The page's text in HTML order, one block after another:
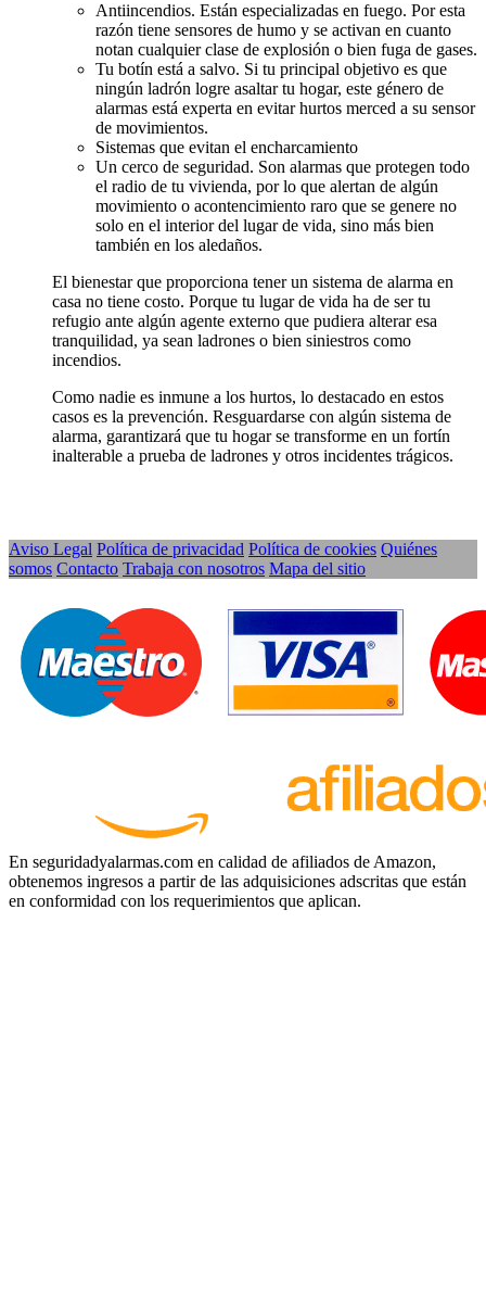
Antiincendios. Están especializadas en fuego. Por esta
razón tiene sensores de humo y se activan en cuanto
notan cualquier clase de explosión o bien fuga de gases.
Tu botín está a salvo. Si tu principal objetivo es que
ningún ladrón logre asaltar tu hogar, este género de
alarmas está experta en evitar hurtos merced a su sensor
de movimientos.
Sistemas que evitan el encharcamiento
Un cerco de seguridad. Son alarmas que protegen todo
el radio de tu vivienda, por lo que alertan de algún
movimiento o acontencimiento raro que se genere no
solo en el interior del lugar de vida, sino más bien
también en los aledaños.
El bienestar que proporciona tener un sistema de alarma en
casa no tiene costo. Porque tu lugar de vida ha de ser tu
refugio ante algún agente externo que pudiera alterar esa
tranquilidad, ya sean ladrones o bien siniestros como
incendios.
Como nadie es inmune a los hurtos, lo destacado en estos
casos es la prevención. Resguardarse con algún sistema de
alarma, garantizará que tu hogar se transforme en un fortín
inalterable a prueba de ladrones y otros incidentes trágicos.
Aviso Legal Política de privacidad Política de cookies Quiénes
somos Contacto Trabaja con nosotros Mapa del sitio
En seguridadyalarmas.com en calidad de afiliados de Amazon,
obtenemos ingresos a partir de las adquisiciones adscritas que están
en conformidad con los requerimientos que aplican.